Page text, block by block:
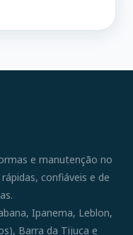
e manutenção no
confiáveis e de
Ipanema, Leblon,
Barra da Tijuca e